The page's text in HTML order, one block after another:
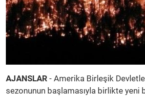
AJANSLAR - Amerika Birleşik
sezonunun başlamasıyla birlikte yeni